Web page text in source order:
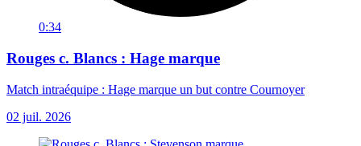
0:34
Rouges c. Blancs : Hage marque
Match intraéquipe : Hage marque un but contre Cournoyer
02 juil. 2026